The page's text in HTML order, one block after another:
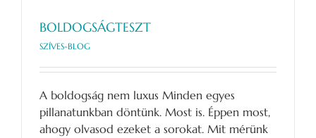
BOLDOGSÁGTESZT
SZÍVES-BLOG
A boldogság nem luxus Minden egyes
pillanatunkban döntünk. Most is. Éppen most,
ahogy olvasod ezeket a sorokat. Mit mérünk